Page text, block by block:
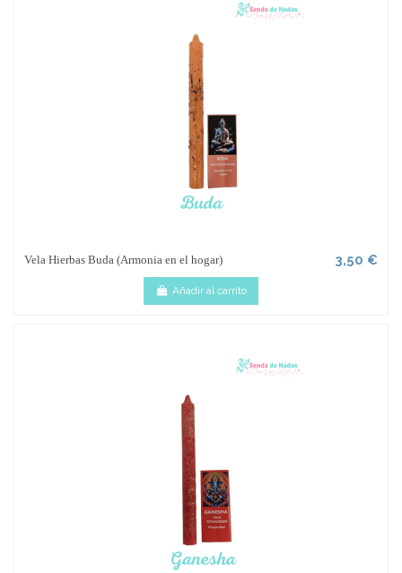
Vela Hierbas Buda (Armonia en el hogar) 3,50 €
Añadir al carrito